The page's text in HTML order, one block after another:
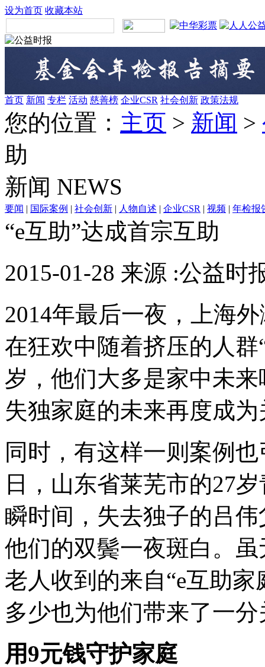
设为首页 收藏本站
首页 新闻 专栏 活动 慈善榜 企业CSR 社会创新 政策法规
您的位置： 主页 > 新闻 >
助
新闻 NEWS
要闻 | 国际案例 | 社会创新 | 人物自述 | 企业CSR | 视频 | 年检报
“e互助”达成首宗互助
2015-01-28 来源 :公益时
2014年最后一夜，上海
在狂欢中随着挤压的人
岁，他们大多是家中未
失独家庭的未来再度成
同时，有这样一则案例
日，山东省莱芜市的27
瞬时间，失去独子的吕
他们的双鬓一夜斑白。
老人收到的来自“e互助
多少也为他们带来了一
用9元钱守护家庭